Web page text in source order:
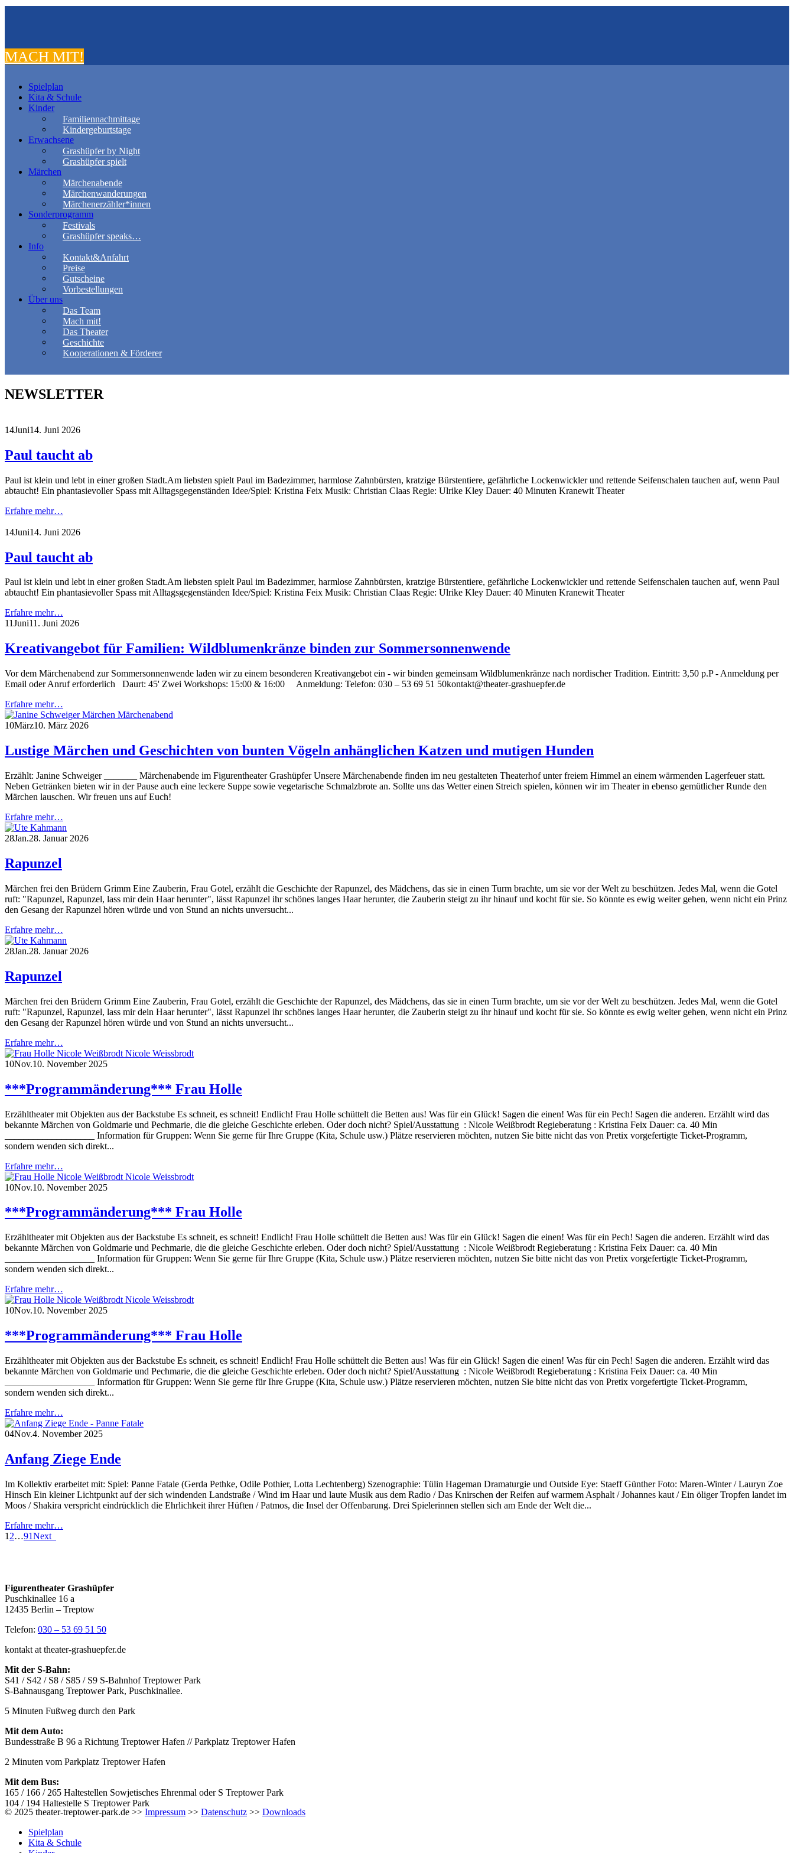
MACH MIT!
Spielplan
Kita & Schule
Kinder
Familiennachmittage
Kindergeburtstage
Erwachsene
Grashüpfer by Night
Grashüpfer spielt
Märchen
Märchenabende
Märchenwanderungen
Märchenerzähler*innen
Sonderprogramm
Festivals
Grashüpfer speaks…
Info
Kontakt&Anfahrt
Preise
Gutscheine
Vorbestellungen
Über uns
Das Team
Mach mit!
Das Theater
Geschichte
Kooperationen & Förderer
NEWSLETTER
14Juni14. Juni 2026
Paul taucht ab
Paul ist klein und lebt in einer großen Stadt.Am liebsten spielt Paul im Badezimmer, harmlose Zahnbürsten, kratzige Bürstentiere, gefährliche Lockenwickler und rettende Seifenschalen tauchen auf, wenn Paul
abtaucht! Ein phantasievoller Spass mit Alltagsgegenständen Idee/Spiel: Kristina Feix Musik: Christian Claas Regie: Ulrike Kley Dauer: 40 Minuten Kranewit Theater
Erfahre mehr…
14Juni14. Juni 2026
Paul taucht ab
Paul ist klein und lebt in einer großen Stadt.Am liebsten spielt Paul im Badezimmer, harmlose Zahnbürsten, kratzige Bürstentiere, gefährliche Lockenwickler und rettende Seifenschalen tauchen auf, wenn Paul
abtaucht! Ein phantasievoller Spass mit Alltagsgegenständen Idee/Spiel: Kristina Feix Musik: Christian Claas Regie: Ulrike Kley Dauer: 40 Minuten Kranewit Theater
Erfahre mehr…
11Juni11. Juni 2026
Kreativangebot für Familien: Wildblumenkränze binden zur Sommersonnenwende
Vor dem Märchenabend zur Sommersonnenwende laden wir zu einem besonderen Kreativangebot ein - wir binden gemeinsam Wildblumenkränze nach nordischer Tradition. Eintritt: 3,50 p.P - Anmeldung per
Email oder Anruf erforderlich Daurt: 45' Zwei Workshops: 15:00 & 16:00 Anmeldung: Telefon: 030 – 53 69 51 50kontakt@theater-grashuepfer.de
Erfahre mehr…
10März10. März 2026
Lustige Märchen und Geschichten von bunten Vögeln anhänglichen Katzen und mutigen Hunden
Erzählt: Janine Schweiger _______ Märchenabende im Figurentheater Grashüpfer Unsere Märchenabende finden im neu gestalteten Theaterhof unter freiem Himmel an einem wärmenden Lagerfeuer statt.
Neben Getränken bieten wir in der Pause auch eine leckere Suppe sowie vegetarische Schmalzbrote an. Sollte uns das Wetter einen Streich spielen, können wir im Theater in ebenso gemütlicher Runde den
Märchen lauschen. Wir freuen uns auf Euch!
Erfahre mehr…
28Jan.28. Januar 2026
Rapunzel
Märchen frei den Brüdern Grimm Eine Zauberin, Frau Gotel, erzählt die Geschichte der Rapunzel, des Mädchens, das sie in einen Turm brachte, um sie vor der Welt zu beschützen. Jedes Mal, wenn die Gotel
ruft: "Rapunzel, Rapunzel, lass mir dein Haar herunter", lässt Rapunzel ihr schönes langes Haar herunter, die Zauberin steigt zu ihr hinauf und kocht für sie. So könnte es ewig weiter gehen, wenn nicht ein Prinz
den Gesang der Rapunzel hören würde und von Stund an nichts unversucht...
Erfahre mehr…
28Jan.28. Januar 2026
Rapunzel
Märchen frei den Brüdern Grimm Eine Zauberin, Frau Gotel, erzählt die Geschichte der Rapunzel, des Mädchens, das sie in einen Turm brachte, um sie vor der Welt zu beschützen. Jedes Mal, wenn die Gotel
ruft: "Rapunzel, Rapunzel, lass mir dein Haar herunter", lässt Rapunzel ihr schönes langes Haar herunter, die Zauberin steigt zu ihr hinauf und kocht für sie. So könnte es ewig weiter gehen, wenn nicht ein Prinz
den Gesang der Rapunzel hören würde und von Stund an nichts unversucht...
Erfahre mehr…
10Nov.10. November 2025
***Programmänderung*** Frau Holle
Erzähltheater mit Objekten aus der Backstube Es schneit, es schneit! Endlich! Frau Holle schüttelt die Betten aus! Was für ein Glück! Sagen die einen! Was für ein Pech! Sagen die anderen. Erzählt wird das
bekannte Märchen von Goldmarie und Pechmarie, die die gleiche Geschichte erleben. Oder doch nicht? Spiel/Ausstattung : Nicole Weißbrodt Regieberatung : Kristina Feix Dauer: ca. 40 Min
___________________ Information für Gruppen: Wenn Sie gerne für Ihre Gruppe (Kita, Schule usw.) Plätze reservieren möchten, nutzen Sie bitte nicht das von Pretix vorgefertigte Ticket-Programm,
sondern wenden sich direkt...
Erfahre mehr…
10Nov.10. November 2025
***Programmänderung*** Frau Holle
Erzähltheater mit Objekten aus der Backstube Es schneit, es schneit! Endlich! Frau Holle schüttelt die Betten aus! Was für ein Glück! Sagen die einen! Was für ein Pech! Sagen die anderen. Erzählt wird das
bekannte Märchen von Goldmarie und Pechmarie, die die gleiche Geschichte erleben. Oder doch nicht? Spiel/Ausstattung : Nicole Weißbrodt Regieberatung : Kristina Feix Dauer: ca. 40 Min
___________________ Information für Gruppen: Wenn Sie gerne für Ihre Gruppe (Kita, Schule usw.) Plätze reservieren möchten, nutzen Sie bitte nicht das von Pretix vorgefertigte Ticket-Programm,
sondern wenden sich direkt...
Erfahre mehr…
10Nov.10. November 2025
***Programmänderung*** Frau Holle
Erzähltheater mit Objekten aus der Backstube Es schneit, es schneit! Endlich! Frau Holle schüttelt die Betten aus! Was für ein Glück! Sagen die einen! Was für ein Pech! Sagen die anderen. Erzählt wird das
bekannte Märchen von Goldmarie und Pechmarie, die die gleiche Geschichte erleben. Oder doch nicht? Spiel/Ausstattung : Nicole Weißbrodt Regieberatung : Kristina Feix Dauer: ca. 40 Min
___________________ Information für Gruppen: Wenn Sie gerne für Ihre Gruppe (Kita, Schule usw.) Plätze reservieren möchten, nutzen Sie bitte nicht das von Pretix vorgefertigte Ticket-Programm,
sondern wenden sich direkt...
Erfahre mehr…
04Nov.4. November 2025
Anfang Ziege Ende
Im Kollektiv erarbeitet mit: Spiel: Panne Fatale (Gerda Pethke, Odile Pothier, Lotta Lechtenberg) Szenographie: Tülin Hageman Dramaturgie und Outside Eye: Staeff Günther Foto: Maren-Winter / Lauryn Zoe
Hinsch Ein kleiner Lichtpunkt auf der sich windenden Landstraße / Wind im Haar und laute Musik aus dem Radio / Das Knirschen der Reifen auf warmem Asphalt / Johannes kaut / Ein öliger Tropfen landet im
Moos / Shakira verspricht eindrücklich die Ehrlichkeit ihrer Hüften / Patmos, die Insel der Offenbarung. Drei Spielerinnen stellen sich am Ende der Welt die...
Erfahre mehr…
1 2…91Next
Figurentheater Grashüpfer
Puschkinallee 16 a
12435 Berlin – Treptow
Telefon: 030 – 53 69 51 50
kontakt at theater-grashuepfer.de
Mit der S-Bahn:
S41 / S42 / S8 / S85 / S9 S-Bahnhof Treptower Park
S-Bahnausgang Treptower Park, Puschkinallee.
5 Minuten Fußweg durch den Park
Mit dem Auto:
Bundesstraße B 96 a Richtung Treptower Hafen // Parkplatz Treptower Hafen
2 Minuten vom Parkplatz Treptower Hafen
Mit dem Bus:
165 / 166 / 265 Haltestellen Sowjetisches Ehrenmal oder S Treptower Park
104 / 194 Haltestelle S Treptower Park
© 2025 theater-treptower-park.de >> Impressum >> Datenschutz >> Downloads
Spielplan
Kita & Schule